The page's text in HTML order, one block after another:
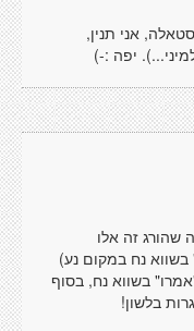
אני תנין,
יפה :-)
שהורג זה אלו
נח במקום נע)
בשווא נח, בסוף
בלשון!